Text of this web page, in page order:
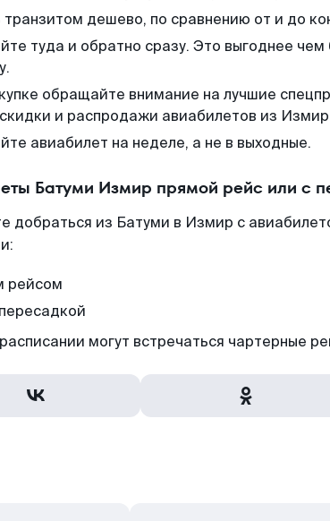
дешево, по сравнению от и до
туда и обратно сразу. Это выгоднее
обращайте внимание на лучшие
и распродажи авиабилетов из
авиабилет на неделе, а не в выходные.
Батуми Измир прямой рейс или с
добраться из Батуми в Измир с
рейсом
могут встречаться чартерные